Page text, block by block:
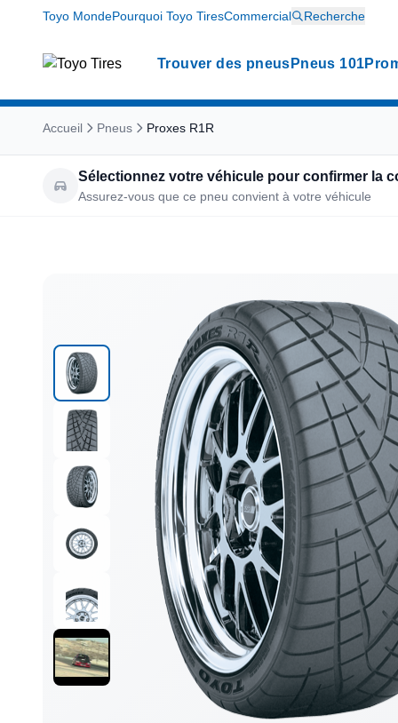
Toyo MondePourquoi Toyo TiresCommercial Recherche
Trouver des pneus Pneus 101
Accueil Pneus Proxes R1R
Sélectionnez votre véhicule pour confirmer la
Assurez-vous que ce pneu convient à votre véhicule